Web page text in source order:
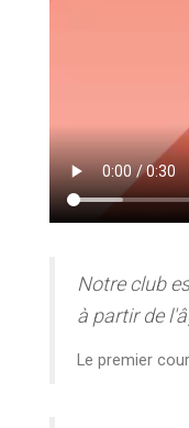
Notre club
à partir de
Le premier